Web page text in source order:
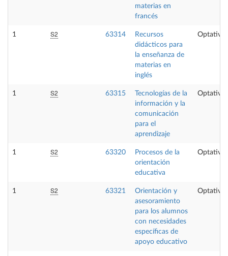
materias en
francés
1 S2 63314
Recursos
didácticos para
la enseñanza de
materias en
inglés
Optativa
1 S2 63315
Tecnologías de la
información y la
comunicación
para el
aprendizaje
Optativa
1 S2 63320
Procesos de la
orientación
educativa
Optativa
1 S2 63321
Orientación y
asesoramiento
para los alumnos
con necesidades
específicas de
apoyo educativo
Optativa